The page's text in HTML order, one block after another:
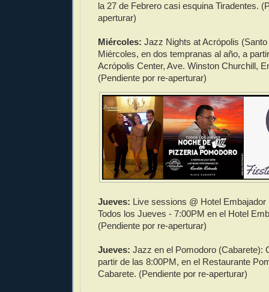
la 27 de Febrero casi esquina Tiradentes.
aperturar)
Miércoles: Jazz Nights at Acrópolis
Miércoles, en dos tempranas al año, a
Acrópolis Center, Ave. Winston Churchill,
(Pendiente por re-aperturar)
Jueves: Live sessions @ Hotel
Todos los Jueves - 7:00PM en el Hotel
(Pendiente por re-aperturar)
Jueves: Jazz en el Pomodoro (Cabarete):
partir de las 8:00PM, en el Restaurante
Cabarete. (Pendiente por re-aperturar)